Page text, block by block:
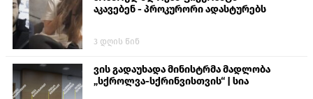
აკავებენ - პროკურორი ადასტურებს
3 დღის წინ
ვის გადაუხადა მინისტრმა მადლობა
„სქროლვა-სქრინვისთვის“ | სია